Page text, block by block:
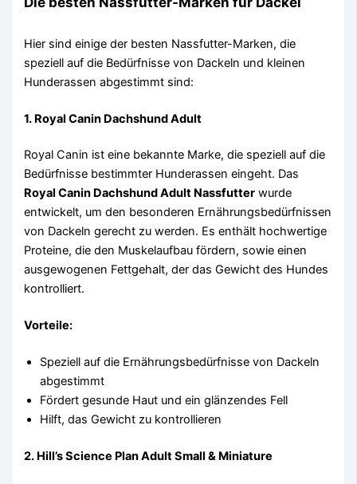
Hier sind einige der besten Nassfutter-Marken, die
speziell auf die Bedürfnisse von Dackeln und kleinen
Hunderassen abgestimmt sind:
1. Royal Canin Dachshund Adult
Royal Canin ist eine bekannte Marke, die speziell auf die
Bedürfnisse bestimmter Hunderassen eingeht. Das
Royal Canin Dachshund Adult Nassfutter wurde
entwickelt, um den besonderen Ernährungsbedürfnissen
von Dackeln gerecht zu werden. Es enthält hochwertige
Proteine, die den Muskelaufbau fördern, sowie einen
ausgewogenen Fettgehalt, der das Gewicht des Hundes
kontrolliert.
Vorteile:
Speziell auf die Ernährungsbedürfnisse von Dackeln
abgestimmt
Fördert gesunde Haut und ein glänzendes Fell
Hilft, das Gewicht zu kontrollieren
2. Hill’s Science Plan Adult Small & Miniature